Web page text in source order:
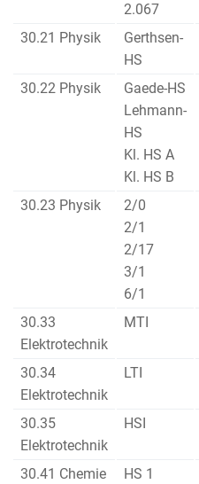
2.067
30.21 Physik
Gerthsen-
HS
30.22 Physik
Gaede-HS
Lehmann-
HS
Kl. HS A
Kl. HS B
30.23 Physik
2/0
2/1
2/17
3/1
6/1
30.33
Elektrotechnik
MTI
30.34
Elektrotechnik
LTI
30.35
Elektrotechnik
HSI
30.41 Chemie
HS 1